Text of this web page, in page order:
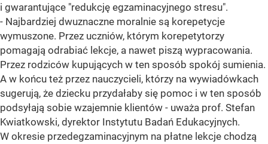
i gwarantujące "redukcję egzaminacyjnego stresu".
- Najbardziej dwuznaczne moralnie są korepetycje
wymuszone. Przez uczniów, którym korepetytorzy
pomagają odrabiać lekcje, a nawet piszą wypracowania.
Przez rodziców kupujących w ten sposób spokój sumienia.
A w końcu też przez nauczycieli, którzy na wywiadówkach
sugerują, że dziecku przydałaby się pomoc i w ten sposób
podsyłają sobie wzajemnie klientów - uważa prof. Stefan
Kwiatkowski, dyrektor Instytutu Badań Edukacyjnych.
W okresie przedegzaminacyjnym na płatne lekcje chodzą